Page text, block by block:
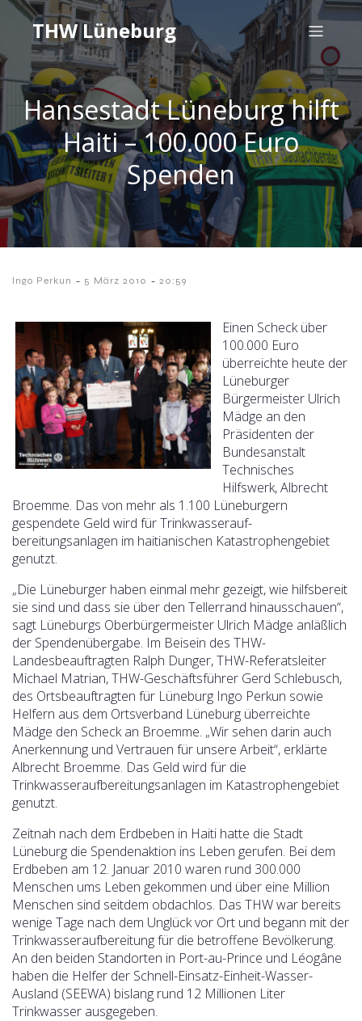
THW Lüneburg
Hansestadt Lüneburg hilft
Haiti – 100.000 Euro
Spenden
Ingo Perkun - 5 März 2010 - 20:59
Einen Scheck über
100.000 Euro
überreichte heute der
Lüneburger
Bürgermeister Ulrich
Mädge an den
Präsidenten der
Bundesanstalt
Technisches
Hilfswerk, Albrecht
Broemme. Das von mehr als 1.100 Lüneburgern
gespendete Geld wird für Trinkwasserauf-
bereitungsanlagen im haitianischen Katastrophengebiet
genutzt.
„Die Lüneburger haben einmal mehr gezeigt, wie hilfsbereit
sie sind und dass sie über den Tellerrand hinausschauen“,
sagt Lüneburgs Oberbürgermeister Ulrich Mädge anläßlich
der Spendenübergabe. Im Beisein des THW-
Landesbeauftragten Ralph Dunger, THW-Referatsleiter
Michael Matrian, THW-Geschäftsführer Gerd Schlebusch,
des Ortsbeauftragten für Lüneburg Ingo Perkun sowie
Helfern aus dem Ortsverband Lüneburg überreichte
Mädge den Scheck an Broemme. „Wir sehen darin auch
Anerkennung und Vertrauen für unsere Arbeit“, erklärte
Albrecht Broemme. Das Geld wird für die
Trinkwasseraufbereitungsanlagen im Katastrophengebiet
genutzt.
Zeitnah nach dem Erdbeben in Haiti hatte die Stadt
Lüneburg die Spendenaktion ins Leben gerufen. Bei dem
Erdbeben am 12. Januar 2010 waren rund 300.000
Menschen ums Leben gekommen und über eine Million
Menschen sind seitdem obdachlos. Das THW war bereits
wenige Tage nach dem Unglück vor Ort und begann mit der
Trinkwasseraufbereitung für die betroffene Bevölkerung.
An den beiden Standorten in Port-au-Prince und Léogâne
haben die Helfer der Schnell-Einsatz-Einheit-Wasser-
Ausland (SEEWA) bislang rund 12 Millionen Liter
Trinkwasser ausgegeben.